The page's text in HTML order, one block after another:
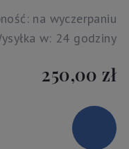
na wyczerpaniu
w: 24 godziny
250,00 zł